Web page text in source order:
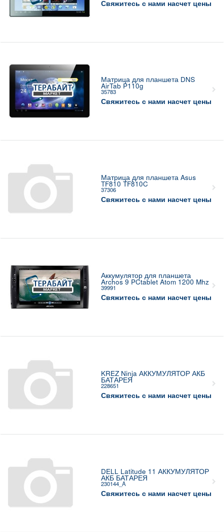
Свяжитесь с нами насчет цены
Матрица для планшета DNS
AirTab P110g
35783
Свяжитесь с нами насчет цены
Матрица для планшета Asus
TF810 TF810C
37306
Свяжитесь с нами насчет цены
Аккумулятор для планшета
Archos 9 PCtablet Atom 1200 Mhz
39991
Свяжитесь с нами насчет цены
KREZ Ninja АККУМУЛЯТОР АКБ
БАТАРЕЯ
228651
Свяжитесь с нами насчет цены
DELL Latitude 11 АККУМУЛЯТОР
АКБ БАТАРЕЯ
230144_A
Свяжитесь с нами насчет цены